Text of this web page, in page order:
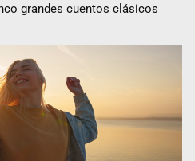
grandes cuentos clásicos